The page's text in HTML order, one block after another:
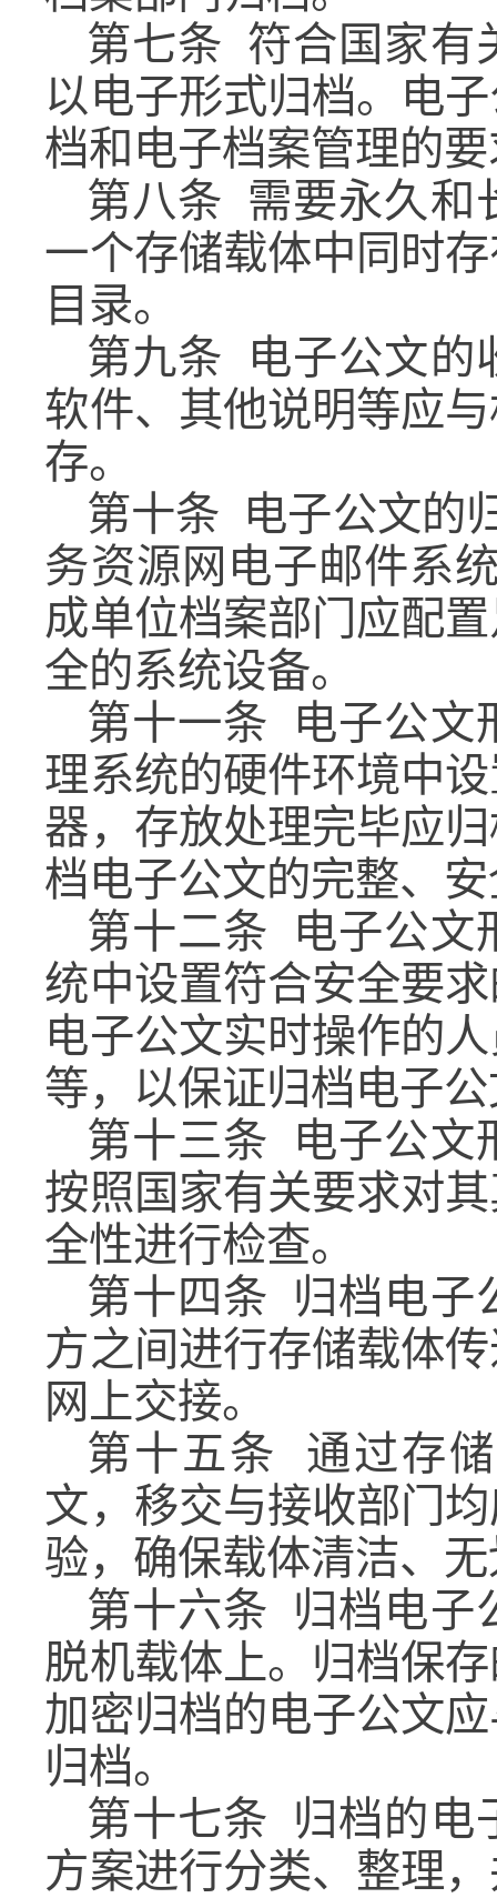
第七条 符合国家有
以电子形式归档。电
档和电子档案管理的
第八条 需要永久和
一个存储载体中同时
目录。
第九条
电子公文的
软件、其他说明等应
存。
第十条 电子公文的
务资源网电子邮件系
成单位档案部门应配
全的系统设备。
第十一条
电子公文
理系统的硬件环境中
器，存放处理完毕应
档电子公文的完整、
第十二条
电子公文
统中设置符合安全要
电子公文实时操作的
等，以保证归档电子
第十三条
电子公文
按照国家有关要求对
全性进行检查。
第十四条 归档电子
方之间进行存储载体
网上交接。
第十五条
通过存
文，移交与接收部门
验，确保载体清洁、
第十六条 归档电子
脱机载体上。归档保
加密归档的电子公文
归档。
第十七条 归档的电
方案进行分类、整理